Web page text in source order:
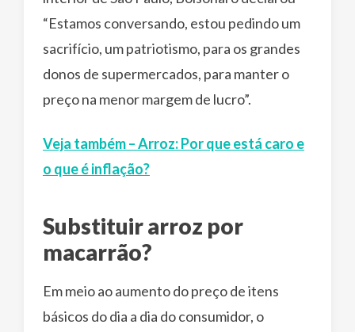
“Estamos conversando, estou pedindo um
sacrifício, um patriotismo, para os grandes
donos de supermercados, para manter o
preço na menor margem de lucro”.
Veja também – Arroz: Por que está caro e
o que é inflação?
Substituir arroz por
macarrão?
Em meio ao aumento do preço de itens
básicos do dia a dia do consumidor, o